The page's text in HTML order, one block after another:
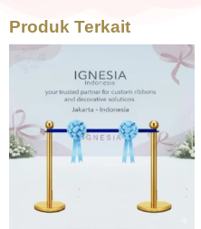
Produk Terkait